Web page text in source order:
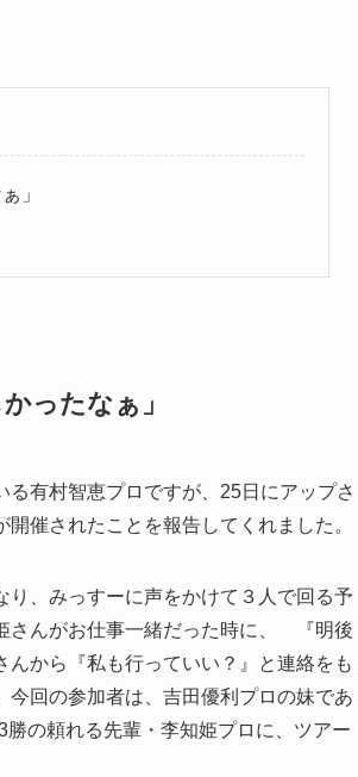
」
ったなぁ」
有村智恵プロですが、25日にアップさ
催されたことを報告してくれました。
、みっすーに声をかけて３人で回る予
んがお仕事一緒だった時に、 『明後
から『私も行っていい？』と連絡をも
回の参加者は、吉田優利プロの妹であ
勝の頼れる先輩・李知姫プロに、ツアー